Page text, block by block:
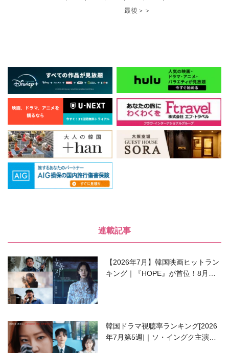
最後＞＞
連載記事
【2026年7月】韓国映画ヒットラン
キング｜『HOPE』が首位！8月公
韓国ドラマ視聴率ランキング[2026
年7月第5週]｜ソ・イングク主演の